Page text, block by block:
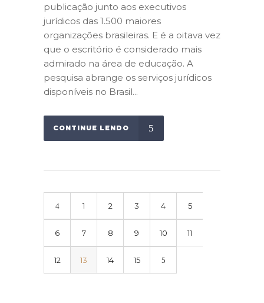
publicação junto aos executivos
jurídicos das 1.500 maiores
organizações brasileiras. E é a oitava vez
que o escritório é considerado mais
admirado na área de educação. A
pesquisa abrange os serviços jurídicos
disponíveis no Brasil...
CONTINUE LENDO
1 2 3 4 5
6 7 8 9 10 11
12 13 14 15